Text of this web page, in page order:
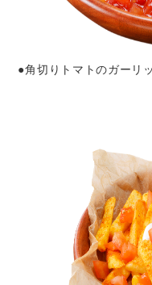
●角切りトマトのガーリ